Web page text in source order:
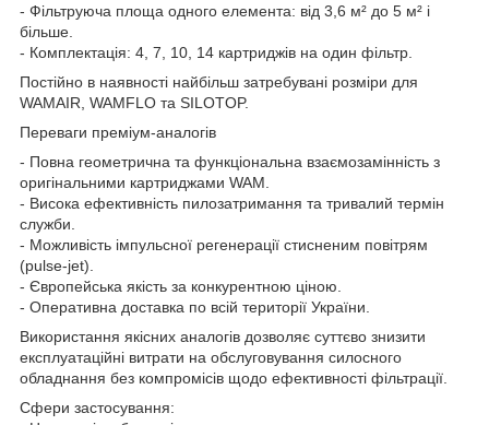
- Фільтруюча площа одного елемента: від 3,6 м² до 5 м² і
більше.
- Комплектація: 4, 7, 10, 14 картриджів на один фільтр.
Постійно в наявності найбільш затребувані розміри для
WAMAIR, WAMFLO та SILOTOP.
Переваги преміум-аналогів
- Повна геометрична та функціональна взаємозамінність з
оригінальними картриджами WAM.
- Висока ефективність пилозатримання та тривалий термін
служби.
- Можливість імпульсної регенерації стисненим повітрям
(pulse-jet).
- Європейська якість за конкурентною ціною.
- Оперативна доставка по всій території України.
Використання якісних аналогів дозволяє суттєво знизити
експлуатаційні витрати на обслуговування силосного
обладнання без компромісів щодо ефективності фільтрації.
Сфери застосування: